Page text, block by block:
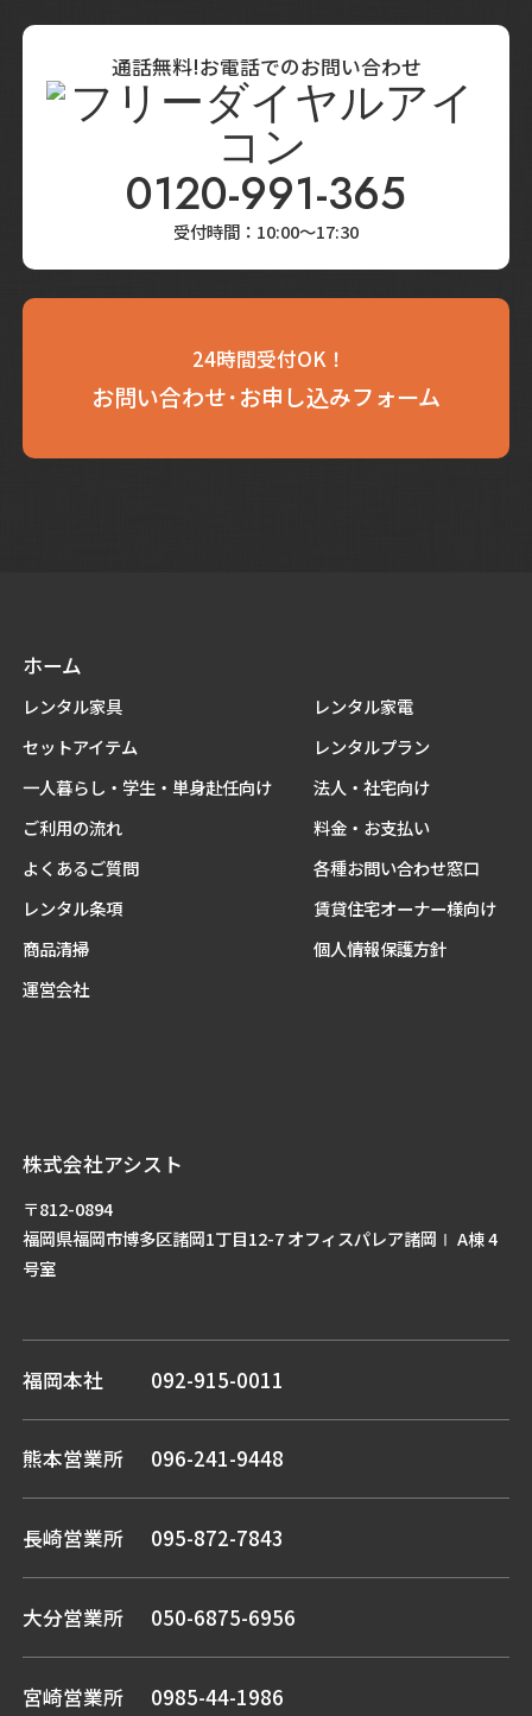
通話無料!お電話でのお問い合わせ
0120-991-365
受付時間：10:00～17:30
24時間受付OK！
お問い合わせ･お申し込みフォーム
ホーム
レンタル家具
レンタル家電
セットアイテム
レンタルプラン
一人暮らし・学生・単身赴任向け
法人・社宅向け
ご利用の流れ
料金・お支払い
よくあるご質問
各種お問い合わせ窓口
レンタル条項
賃貸住宅オーナー様向け
商品清掃
個人情報保護方針
運営会社
株式会社アシスト
〒812-0894
福岡県福岡市博多区諸岡1丁目12-7 オフィスパレア諸岡Ⅰ A棟 4
号室
福岡本社 092-915-0011
熊本営業所 096-241-9448
長崎営業所 095-872-7843
大分営業所 050-6875-6956
宮崎営業所 0985-44-1986